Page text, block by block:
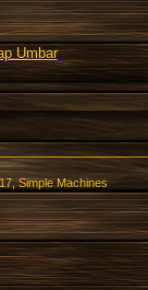
Umbar
,Simple Machines